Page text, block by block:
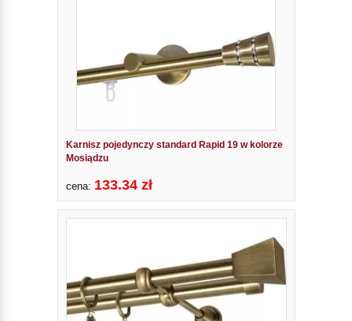
Karnisz pojedynczy standard Rapid 19 w kolorze
Mosiądzu
cena: 133.34 zł